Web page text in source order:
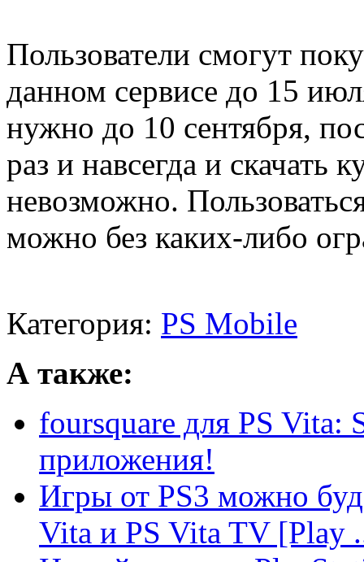
Пользователи смогут
данном сервисе до 15
нужно до 10 сентября,
раз и навсегда и скачать
невозможно.
можно без каких-либо
Категория: PS Mobile
А также:
foursquare для PS Vita:
приложения!
Игры от PS3 можно
Vita и PS Vita TV [Play